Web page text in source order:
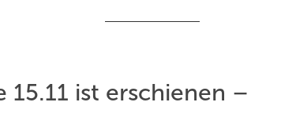
15.11 ist erschienen –